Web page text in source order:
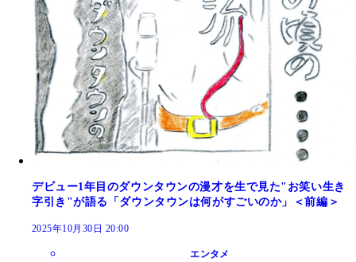
デビュー1年目のダウンタウンの漫才を生で見た"お笑い生き
字引き"が語る「ダウンタウンは何がすごいのか」＜前編＞
2025年10月30日 20:00
エンタメ